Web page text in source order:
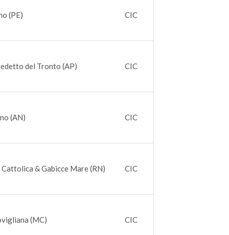
(PE) CIC
del Tronto (AP) CIC
(AN) CIC
& Gabicce Mare (RN) CIC
(MC) CIC